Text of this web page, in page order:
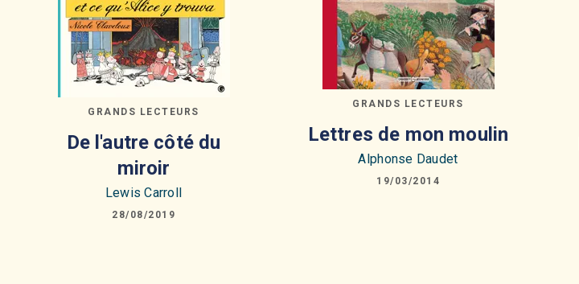
GRANDS LECTEURS
De l'autre côté du
miroir
Lewis Carroll
28/08/2019
GRANDS LECTEURS
Lettres de mon moulin
Alphonse Daudet
19/03/2014